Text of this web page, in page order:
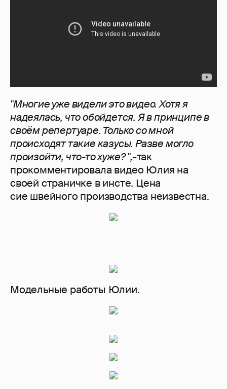
"Многие уже видели это видео. Хотя я
надеялась, что обойдется. Я в принципе в
своём репертуаре. Только со мной
происходят такие казусы. Разве могло
произойти, что-то хуже? ",-так
прокомментировала видео Юлия на
своей страничке в инсте. Цена
сие швейного производства неизвестна.
Модельные работы Юлии.